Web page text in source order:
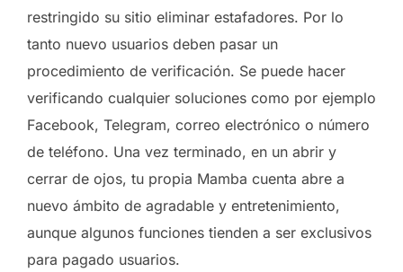
restringido su sitio eliminar estafadores. Por lo
tanto nuevo usuarios deben pasar un
procedimiento de verificación. Se puede hacer
verificando cualquier soluciones como por ejemplo
Facebook, Telegram, correo electrónico o número
de teléfono. Una vez terminado, en un abrir y
cerrar de ojos, tu propia Mamba cuenta abre a
nuevo ámbito de agradable y entretenimiento,
aunque algunos funciones tienden a ser exclusivos
para pagado usuarios.